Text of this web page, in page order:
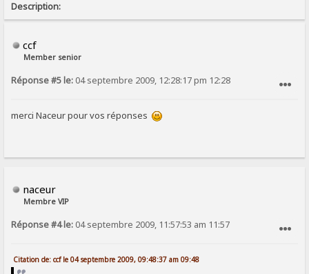
Description:
ccf
Member senior
Réponse #5 le: 04 septembre 2009, 12:28:17 pm 12:28
merci Naceur pour vos réponses
naceur
Membre VIP
Réponse #4 le: 04 septembre 2009, 11:57:53 am 11:57
Citation de: ccf le 04 septembre 2009, 09:48:37 am 09:48